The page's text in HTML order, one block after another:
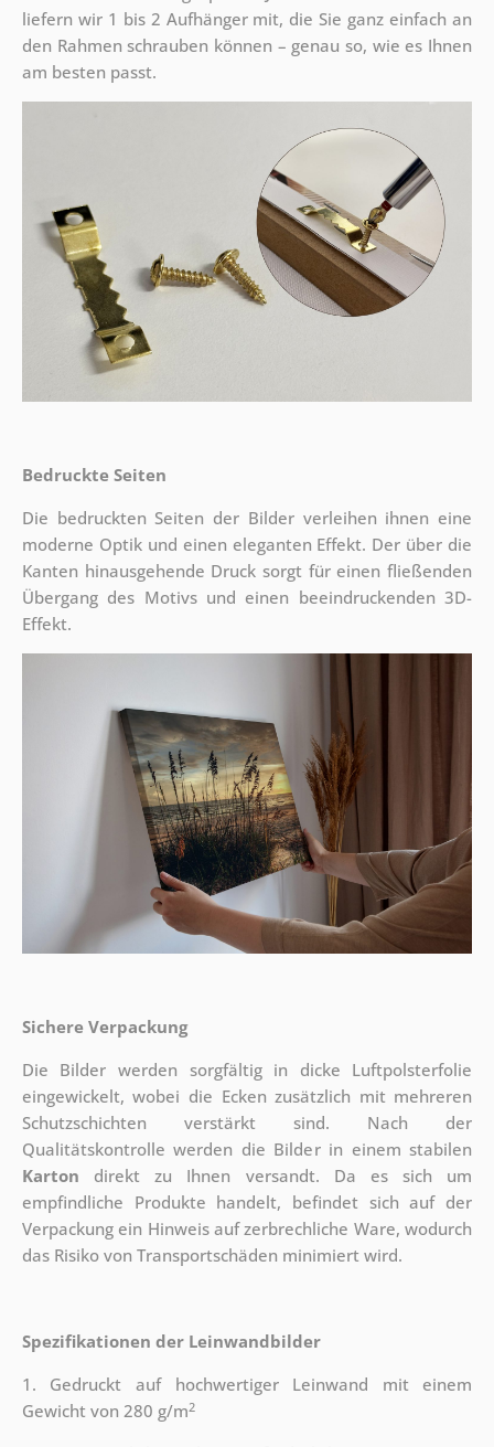
liefern wir 1 bis 2 Aufhänger mit, die Sie ganz einfach an
den Rahmen schrauben können – genau so, wie es Ihnen
am besten passt.
Bedruckte Seiten
Die bedruckten Seiten der Bilder verleihen ihnen eine
moderne Optik und einen eleganten Effekt. Der über die
Kanten hinausgehende Druck sorgt für einen fließenden
Übergang des Motivs und einen beeindruckenden 3D-
Effekt.
Sichere Verpackung
Die Bilder werden sorgfältig in dicke Luftpolsterfolie
eingewickelt, wobei die Ecken zusätzlich mit mehreren
Schutzschichten verstärkt sind. Nach der
Qualitätskontrolle werden die Bilder in einem stabilen
Karton direkt zu Ihnen versandt. Da es sich um
empfindliche Produkte handelt, befindet sich auf der
Verpackung ein Hinweis auf zerbrechliche Ware, wodurch
das Risiko von Transportschäden minimiert wird.
Spezifikationen der Leinwandbilder
1. Gedruckt auf hochwertiger Leinwand mit einem
Gewicht von 280 g/m2